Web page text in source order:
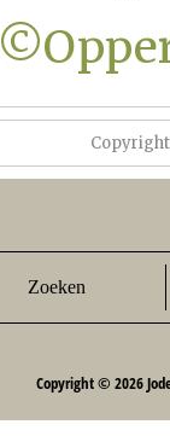
Zoeken
Copyright © 2026